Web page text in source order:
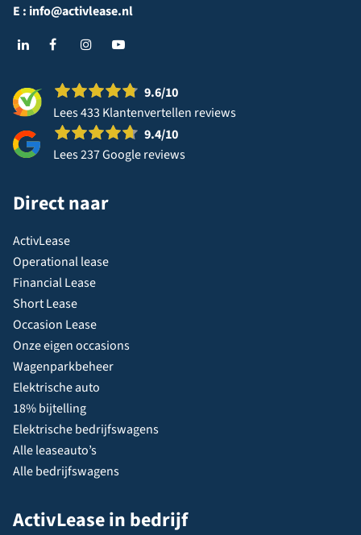
E : info@activlease.nl
9.6/10
Lees 433 Klantenvertellen reviews
9.4/10
Lees 237 Google reviews
Direct naar
ActivLease
Operational lease
Financial Lease
Short Lease
Occasion Lease
Onze eigen occasions
Wagenparkbeheer
Elektrische auto
18% bijtelling
Elektrische bedrijfswagens
Alle leaseauto’s
Alle bedrijfswagens
ActivLease in bedrijf